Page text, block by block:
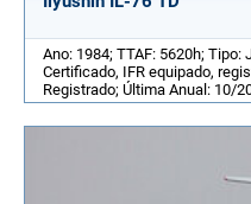
Ano: 1984; TTAF: 5620h;
Certificado, IFR equipado,
Registrado; Última Anual: 10/